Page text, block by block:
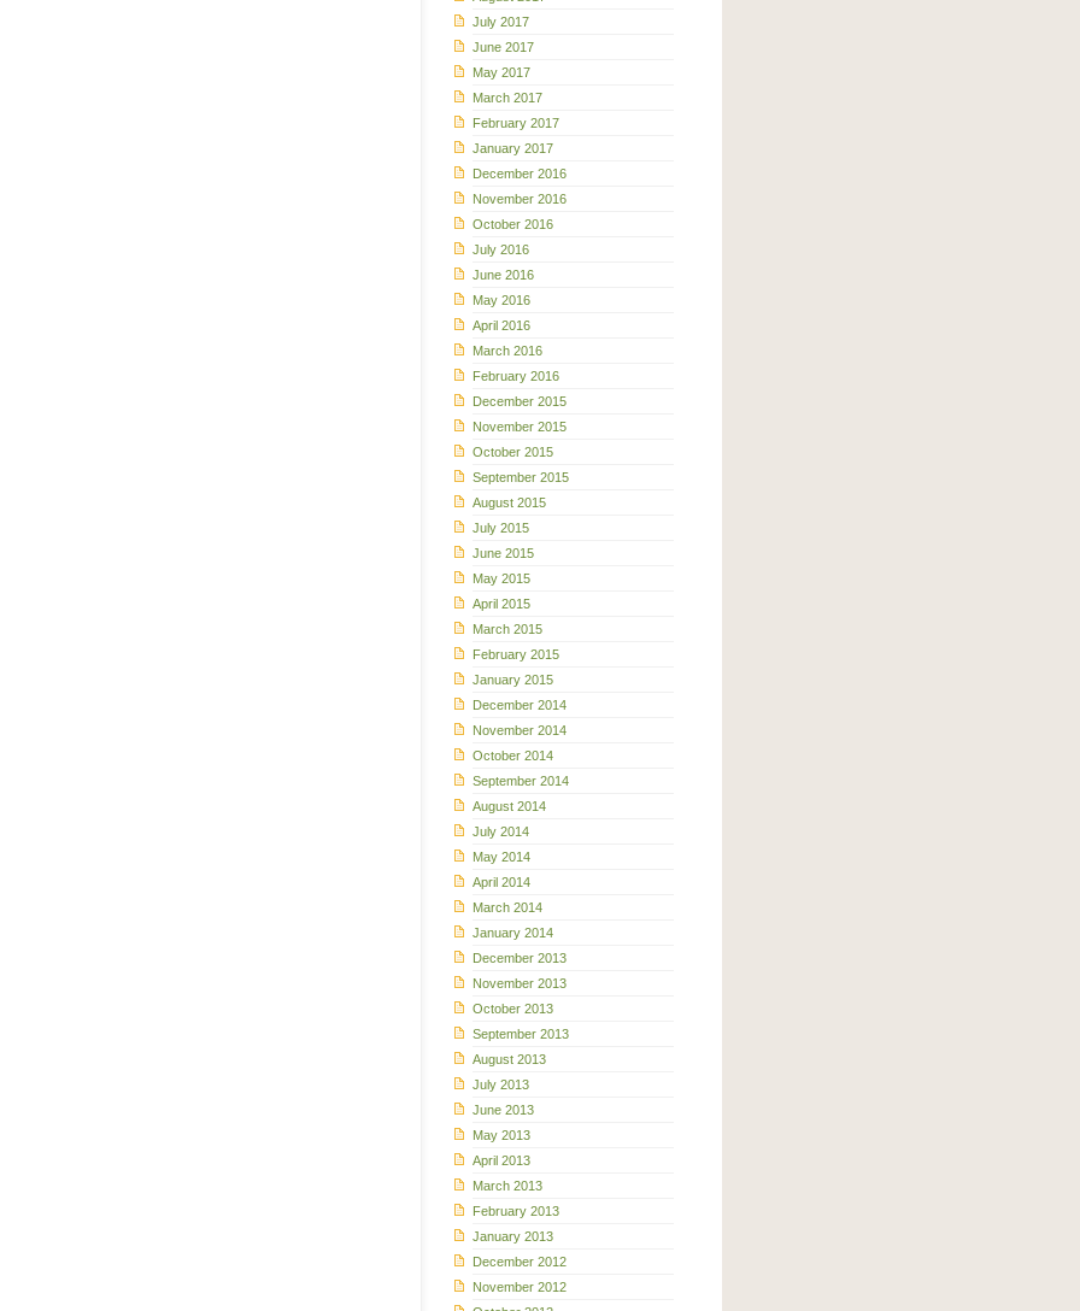
July 2017
June 2017
May 2017
March 2017
February 2017
January 2017
December 2016
November 2016
October 2016
July 2016
June 2016
May 2016
April 2016
March 2016
February 2016
December 2015
November 2015
October 2015
September 2015
August 2015
July 2015
June 2015
May 2015
April 2015
March 2015
February 2015
January 2015
December 2014
November 2014
October 2014
September 2014
August 2014
July 2014
May 2014
April 2014
March 2014
January 2014
December 2013
November 2013
October 2013
September 2013
August 2013
July 2013
June 2013
May 2013
April 2013
March 2013
February 2013
January 2013
December 2012
November 2012